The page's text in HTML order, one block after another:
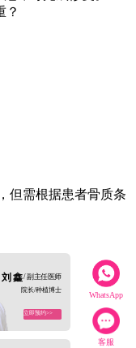
WhatsApp
客服
？
但需根据患者骨质条
刘 鑫/ 副主任医师
院长/种植博士
立即预约>>